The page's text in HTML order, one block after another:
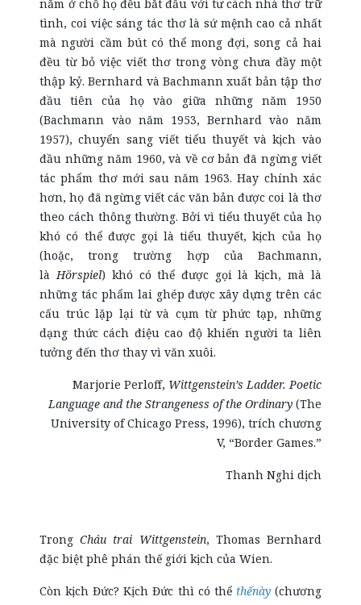
nằm ở chỗ họ đều bắt đầu với tư cách nhà thơ trữ
tình, coi việc sáng tác thơ là sứ mệnh cao cả nhất
mà người cầm bút có thể mong đợi, song cả hai
đều từ bỏ việc viết thơ trong vòng chưa đầy một
thập kỷ. Bernhard và Bachmann xuất bản tập thơ
đầu tiên của họ vào giữa những năm 1950
(Bachmann vào năm 1953, Bernhard vào năm
1957), chuyển sang viết tiểu thuyết và kịch vào
đầu những năm 1960, và về cơ bản đã ngừng viết
tác phẩm thơ mới sau năm 1963. Hay chính xác
hơn, họ đã ngừng viết các văn bản được coi là thơ
theo cách thông thường. Bởi vì tiểu thuyết của họ
khó có thể được gọi là tiểu thuyết, kịch của họ
(hoặc, trong trường hợp của Bachmann,
làHörspiel) khó có thể được gọi là kịch, mà là
những tác phẩm lai ghép được xây dựng trên các
cấu trúc lặp lại từ và cụm từ phức tạp, những
dạng thức cách điệu cao độ khiến người ta liên
tưởng đến thơ thay vì văn xuôi.
Marjorie Perloff, Wittgenstein’s Ladder. Poetic
Language and the Strangeness of the Ordinary (The
University of Chicago Press, 1996), trích chương
V, “Border Games.”
Thanh Nghi dịch
TrongCháu trai Wittgenstein, Thomas Bernhard
đặc biệt phê phán thế giới kịch của Wien.
Còn kịch Đức? Kịch Đức thì có thể thếnày(chương